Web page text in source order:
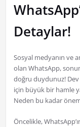
Detaylar!
Sosyal medyanın ve
olan WhatsApp,
doğru duydunuz! Dev
için büyük bir hamle
Neden bu kadar
Öncelikle,